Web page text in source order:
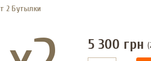
2 Бутылки
5 300 грн